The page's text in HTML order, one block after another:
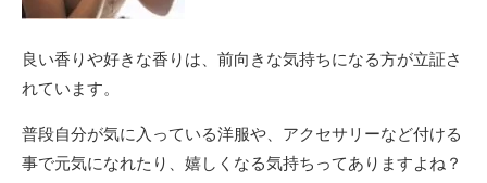
良い香りや好きな香りは、前向きな気持ちになる方が立証さ
れています。
普段自分が気に入っている洋服や、アクセサリーなど付ける
事で元気になれたり、嬉しくなる気持ちってありますよね？